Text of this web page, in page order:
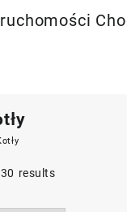
results